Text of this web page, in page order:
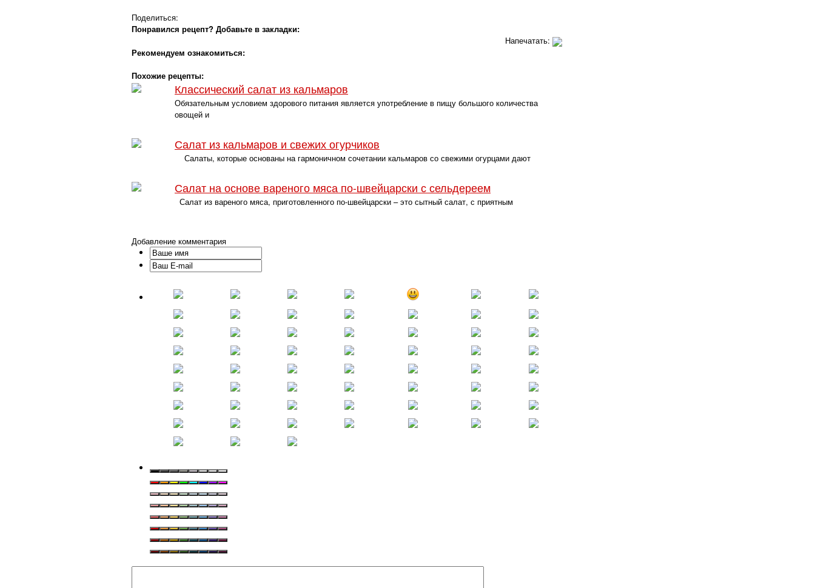
Поделиться:
Понравился рецепт? Добавьте в закладки:
Напечатать:
Рекомендуем ознакомиться:
Похожие рецепты:
Классический салат из кальмаров
Обязательным условием здорового питания является употребление в пищу большого количества
овощей и
Салат из кальмаров и свежих огурчиков
Салаты, которые основаны на гармоничном сочетании кальмаров со свежими огурцами дают
Салат на основе вареного мяса по-швейцарски с сельдереем
Салат из вареного мяса, приготовленного по-швейцарски – это сытный салат, с приятным
Добавление комментария